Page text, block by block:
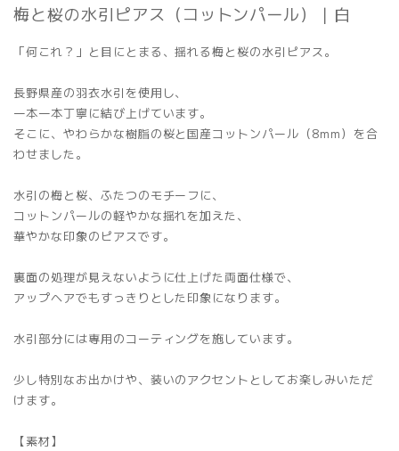
梅と桜の水引ピアス（コットンパール）｜白
「何これ？」と目にとまる、揺れる梅と桜の水引ピアス。
長野県産の羽衣水引を使用し、
一本一本丁寧に結び上げています。
そこに、やわらかな樹脂の桜と国産コットンパール（8mm）を合
わせました。
水引の梅と桜、ふたつのモチーフに、
コットンパールの軽やかな揺れを加えた、
華やかな印象のピアスです。
裏面の処理が見えないように仕上げた両面仕様で、
アップヘアでもすっきりとした印象になります。
水引部分には専用のコーティングを施しています。
少し特別なお出かけや、装いのアクセントとしてお楽しみいただ
けます。
【素材】